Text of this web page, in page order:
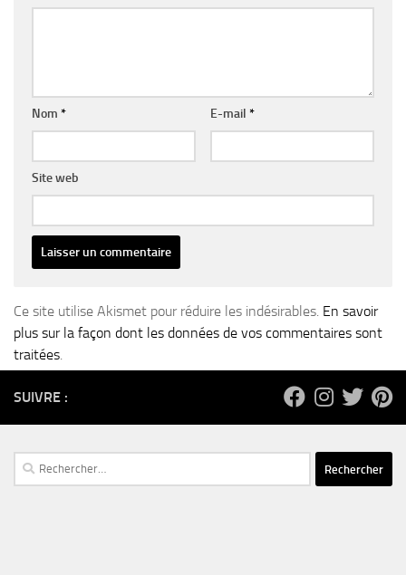
Nom * E-mail *
Site web
Ce site utilise Akismet pour réduire les indésirables. En savoir
plus sur la façon dont les données de vos commentaires sont
traitées.
SUIVRE :
Rechercher :